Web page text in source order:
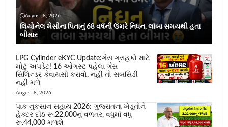
August 8, 2026
લિયોનેલ મેસીના પિતાનું 68 વર્ષની ઉંમરે નિધન, લાંબા સમયથી હતા
બીમાર
LPG Cylinder eKYC Update:ગેસ ગ્રાહકો માટે
મોટું અપડેટ! 16 ઓગસ્ટ પહેલા ગેસ
સિલિન્ડર કેવાયસી કરાવો, નહીં તો સબસિડી
નહીં મળે
August 8, 2026
પાક નુકસાન સહાય 2026: ગુજરાતના ખેડૂતોને
હેક્ટર દીઠ રૂ.22,000નું વળતર, વધુમાં વધુ
રૂ.44,000 મળશે